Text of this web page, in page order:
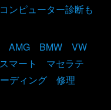
ンピューター診断も
AMG BMW VW
マート マセラテ
ディング 修理